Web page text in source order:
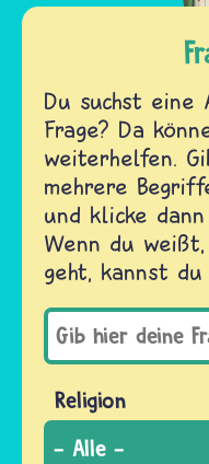
Du suchst
Frage? Da
weiterhelfen.
mehrere
und klicke dann
Wenn du
geht, kannst du
Religion